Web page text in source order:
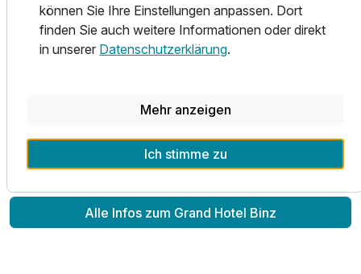
sowie ein Gymnastikraum zur Verfügung.
In unserem Haus sind Vierbeiner auf Anfrage herzlich
Grand Hotel Binz is managed by Private Palace Hotels &
Resorts.
Alle Infos zum Grand Hotel Binz
können Sie Ihre Einstellungen anpassen. Dort
finden Sie auch weitere Informationen oder direkt
in unserer Datenschutzerklärung.
Mehr anzeigen
Ich stimme zu